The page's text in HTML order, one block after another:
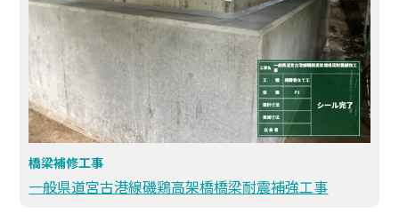
橋梁補修工事
一般県道宮古港線磯鶏高架橋橋梁耐震補強工事